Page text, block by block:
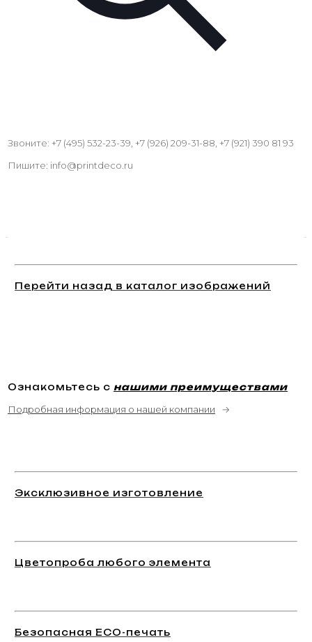
Звоните: +7 (495) 532-23-39, +7 (926) 209-31-88, +7 (921) 390 81 93
Пишите: info@printdeco.ru
Перейти назад в каталог изображений
Ознакомьтесь с нашими преимуществами
Подробная информация о нашей компании →
Эксклюзивное изготовление
Цветопроба любого элемента
Безопасная ECO-печать